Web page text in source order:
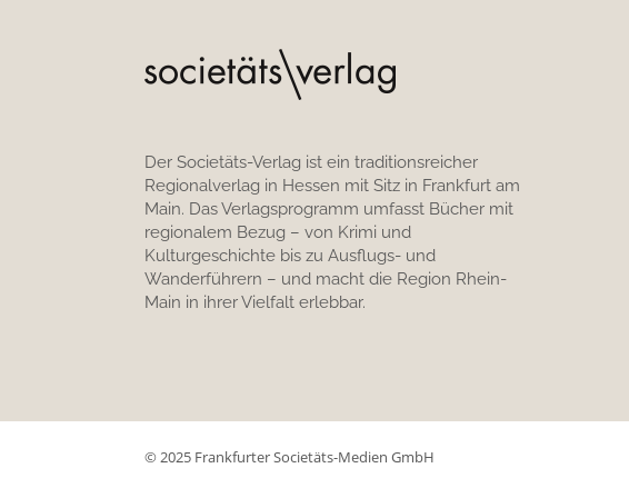
Der Societäts-Verlag ist ein traditionsreicher
Regionalverlag in Hessen mit Sitz in Frankfurt am
Main. Das Verlagsprogramm umfasst Bücher mit
regionalem Bezug – von Krimi und
Kulturgeschichte bis zu Ausflugs- und
Wanderführern – und macht die Region Rhein-
Main in ihrer Vielfalt erlebbar.
© 2025 Frankfurter Societäts-Medien GmbH